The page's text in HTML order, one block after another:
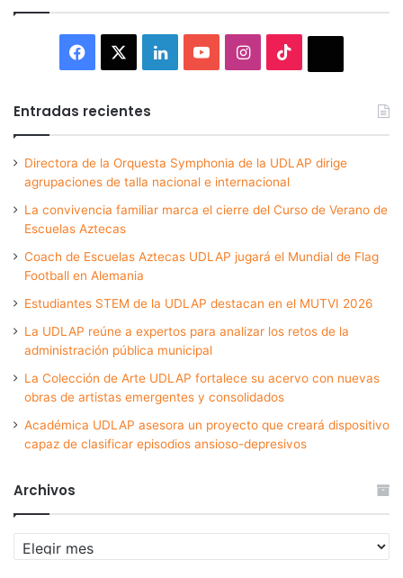
Facebook LinkedInYouTubeInstagram
Entradas recientes
Directora de la Orquesta Symphonia de la UDLAP dirige
agrupaciones de talla nacional e internacional
La convivencia familiar marca el cierre del Curso de Verano de
Escuelas Aztecas
Coach de Escuelas Aztecas UDLAP jugará el Mundial de Flag
Football en Alemania
Estudiantes STEM de la UDLAP destacan en el MUTVI 2026
La UDLAP reúne a expertos para analizar los retos de la
administración pública municipal
La Colección de Arte UDLAP fortalece su acervo con nuevas
obras de artistas emergentes y consolidados
Académica UDLAP asesora un proyecto que creará dispositivo
capaz de clasificar episodios ansioso-depresivos
Archivos
Archivos